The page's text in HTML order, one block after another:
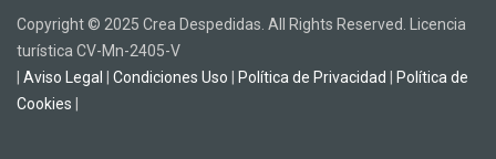
Copyright © 2025 Crea Despedidas. All Rights Reserved. Licencia
turística CV-Mn-2405-V
Aviso Legal Condiciones Uso Política de Privacidad
Política de
Cookies